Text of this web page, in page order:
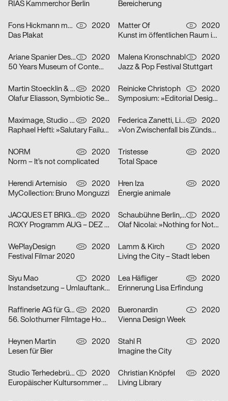
RIAS Kammerchor Berlin
Bereicherung
Fons Hickmann m23 D
2020
Das Plakat
Matter Of D
2020
Kunst im öffentlichen Raum in Stuttgart
Ariane Spanier Design D
2020
50 Years Museum of Contemporary Art Skopje
Malena Kronschnabl D
2020
Jazz & Pop Festival Stuttgart
Martin Stoecklin & Melina Wilson CH
2020
Olafur Eliasson, Symbiotic Seeing, Kunsthaus Zürich
Reinicke Christoph D
2020
Symposium: »Editorial Design Now«
Maximage, Studio Raphael Hefti CH
2020
Raphael Hefti: »Salutary Failures«
Federica Zanetti, Linggi Annina CH
2020
»Von Zwischenfall bis Zündschnur« – Sammlungsausstellung der Hochschule Luzern – Design & Kunst
NORM CH
2020
Norm – It’s not complicated
Tristesse CH
2020
Total Space
Herendi Artemisio CH
2020
MyCollection: Bruno Monguzzi
Hren Iza CH
2020
Énergie animale
JACQUES ET BRIGITTE CH
2020
ROXY Programm AUG – DEZ 2020
Schaubühne Berlin, Olaf Nicolai D
2020
Olaf Nicolai: »Nothing for Nothing/Try again«
WePlayDesign CH
2020
Festival Filmar 2020
Lamm & Kirch D
2020
Living the City – Stadt leben
Siyu Mao D
2020
Instandsetzung – Umlauftank 2
Lea Häfliger CH
2020
Erinnerung Lisa Erfindung
Raffinerie AG für Gestaltung CH
2020
56. Solothurner Filmtage Home Edition
Bueronardin A
2020
Vienna Design Week
Heynen Martin CH
2020
Lesen für Bier
Stahl R D
2020
Imagine the City
Studio Terhedebrügge D
2020
Europäischer Kultursommer Fellbach
Christian Knöpfel CH
2020
Living Library